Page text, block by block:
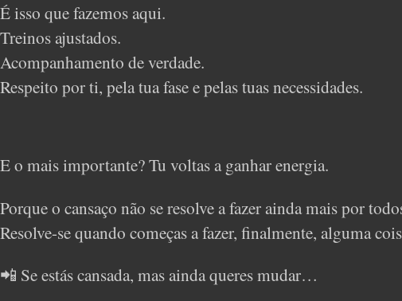
É isso que fazemos aqui.
Treinos ajustados.
Acompanhamento de verdade.
Respeito por ti, pela tua fase e pelas tuas necessidades.
E o mais importante? Tu voltas a ganhar energia.
Porque o cansaço não se resolve a fazer ainda mais por
Resolve-se quando começas a fazer, finalmente, alguma
📲 Se estás cansada, mas ainda queres mudar…